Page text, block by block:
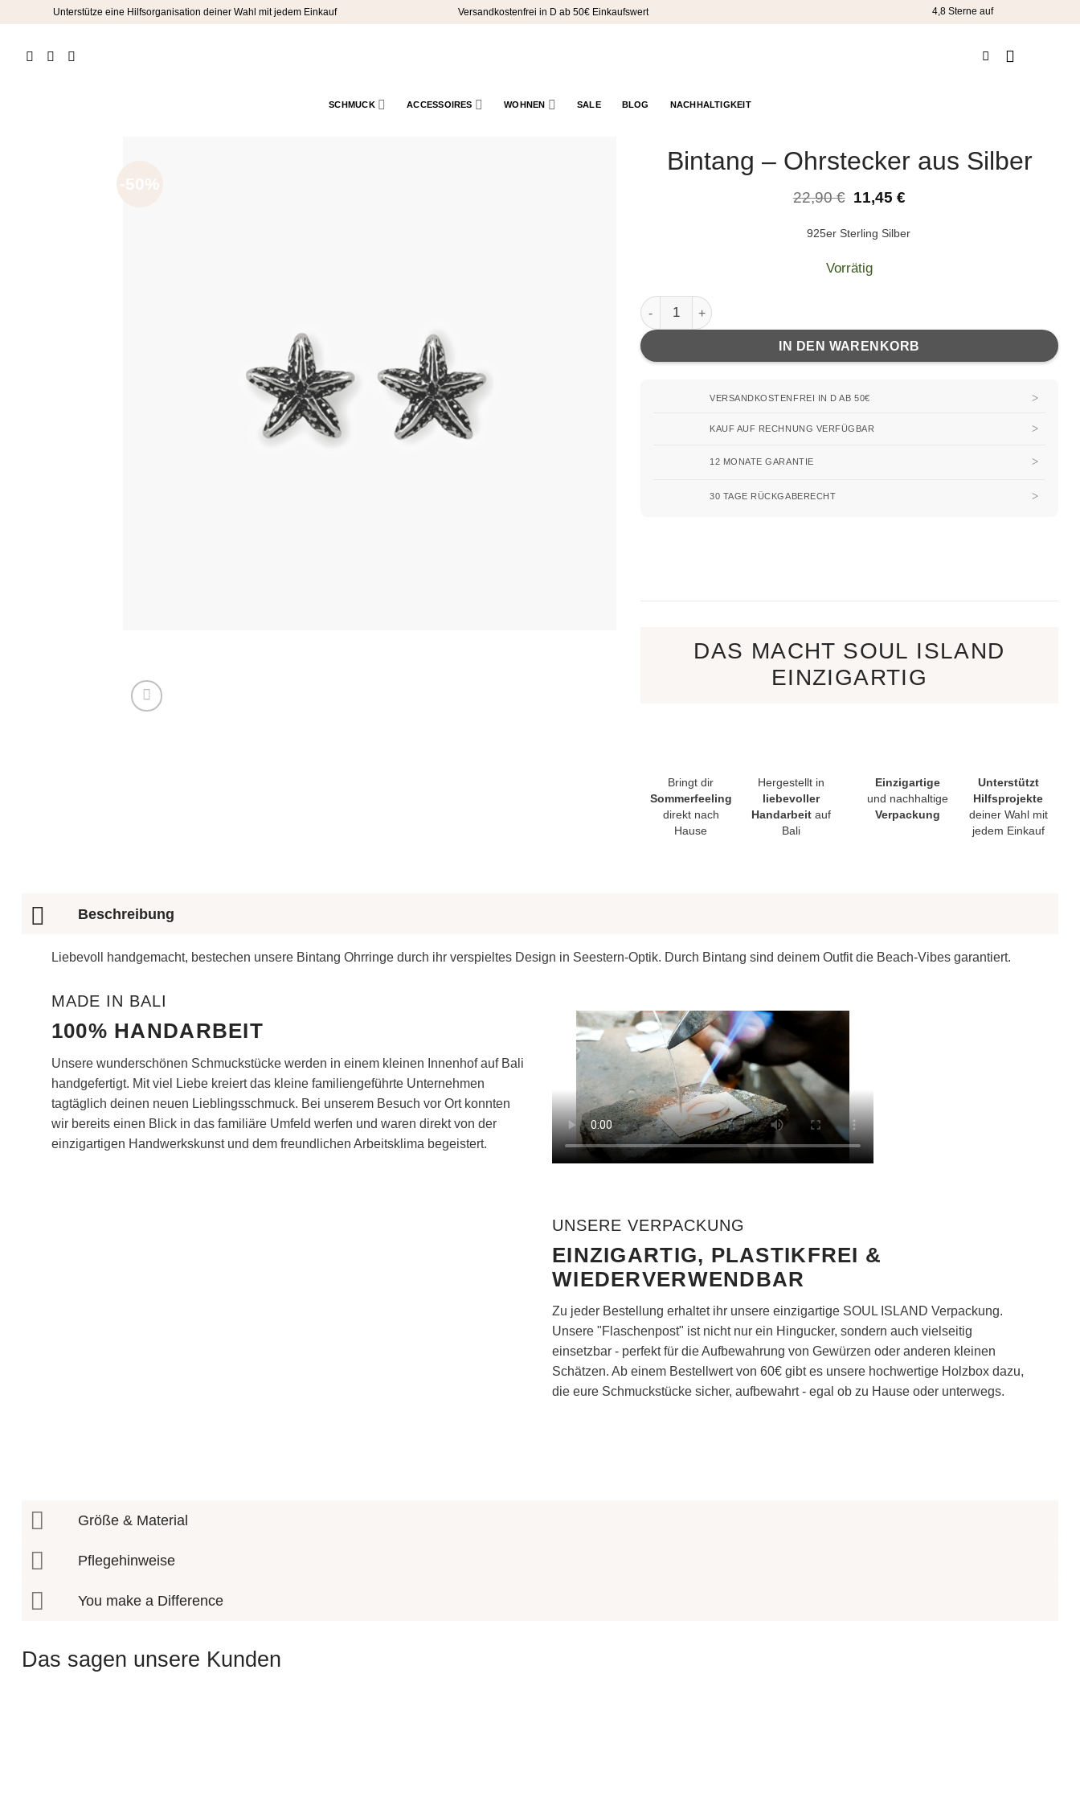
springen
Unterstütze eine Hilfsorganisation deiner Wahl mit jedem Einkauf Versandkostenfrei in D ab 50€ Einkaufswert 4,8 Sterne auf
SCHMUCK ACCESSOIRES WOHNEN SALE BLOG NACHHALTIGKEIT
-50%
Bintang – Ohrstecker aus Silber
22,90€ Ursprünglicher
war:
22,90 €
11,45€
11,45 €.
925er Sterling Silber
Vorrätig
Bintang - Ohrstecker aus Silber Menge
IN DEN WARENKORB
VERSANDKOSTENFREI IN D AB 50€
KAUF AUF RECHNUNG VERFÜGBAR
12 MONATE GARANTIE
30 TAGE RÜCKGABERECHT
DAS MACHT SOUL ISLAND
EINZIGARTIG
Bringt dir
Sommerfeeling
direkt nach
Hause
Hergestellt in
liebevoller
Handarbeit auf
Bali
Einzigartige
und nachhaltige
Verpackung
Unterstützt
Hilfsprojekte
deiner Wahl mit
jedem Einkauf
Beschreibung
Liebevoll handgemacht, bestechen unsere Bintang Ohrringe durch ihr verspieltes Design in Seestern-Optik. Durch Bintang sind deinem Outfit die Beach-Vibes garantiert.
MADE IN BALI
100% HANDARBEIT
Unsere wunderschönen Schmuckstücke werden in einem kleinen Innenhof auf Bali
handgefertigt. Mit viel Liebe kreiert das kleine familiengeführte Unternehmen
tagtäglich deinen neuen Lieblingsschmuck. Bei unserem Besuch vor Ort konnten
wir bereits einen Blick in das familiäre Umfeld werfen und waren direkt von der
einzigartigen Handwerkskunst und dem freundlichen Arbeitsklima begeistert.
UNSERE VERPACKUNG
EINZIGARTIG, PLASTIKFREI &
WIEDERVERWENDBAR
Zu jeder Bestellung erhaltet ihr unsere einzigartige SOUL ISLAND Verpackung.
Unsere "Flaschenpost" ist nicht nur ein Hingucker, sondern auch vielseitig
einsetzbar - perfekt für die Aufbewahrung von Gewürzen oder anderen kleinen
Schätzen. Ab einem Bestellwert von 60€ gibt es unsere hochwertige Holzbox dazu,
die eure Schmuckstücke sicher, aufbewahrt - egal ob zu Hause oder unterwegs.
Größe & Material
Pflegehinweise
You make a Difference
Das sagen unsere Kunden